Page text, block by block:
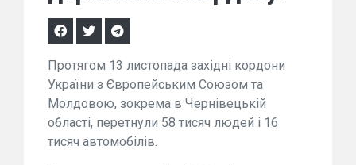
Протягом 13 листопада західні кордони
України з Європейським Союзом та
Молдовою, зокрема в Чернівецькій
області, перетнули 58 тисяч людей і 16
тисяч автомобілів.